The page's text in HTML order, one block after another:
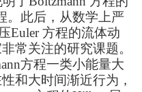
。此后，从数学上严
Euler 方程的流体动
常关注的研究课题。
方程一类小能量大
和大时间渐近行为，